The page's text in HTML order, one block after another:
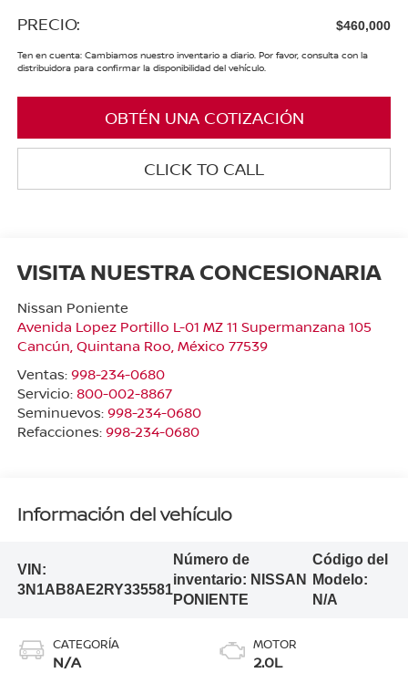
PRECIO: $460,000
Ten en cuenta: Cambiamos nuestro inventario a diario. Por favor, consulta con la
distribuidora para confirmar la disponibilidad del vehículo.
OBTÉN UNA COTIZACIÓN
CLICK TO CALL
VISITA NUESTRA CONCESIONARIA
Nissan Poniente
Avenida Lopez Portillo L-01 MZ 11 Supermanzana 105
Cancún Quintana Roo , México 77539
Ventas: 998-234-0680
Servicio: 800-002-8867
Seminuevos: 998-234-0680
Refacciones: 998-234-0680
Información del vehículo
VIN:
3N1AB8AE2RY335581
Número de
inventario: NISSAN
PONIENTE
Código del
Modelo:
N/A
CATEGORÍA
N/A
MOTOR
2.0L